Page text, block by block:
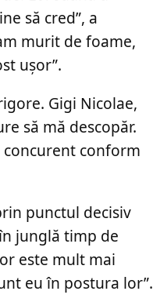
să cred”, a
murit de foame,
ușor”.
Gigi Nicolae,
să mă descopăr.
concurent conform
punctul decisiv
junglă timp de
este mult mai
eu în postura lor”.